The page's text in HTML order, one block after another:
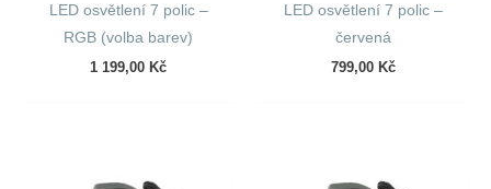
LED osvětlení 7 polic –
RGB (volba barev)
1 199,00 Kč
LED osvětlení 7 polic –
červená
799,00 Kč